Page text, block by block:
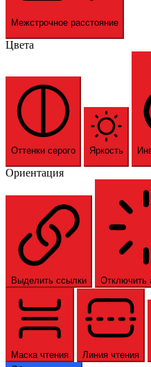
Межстрочное расстояние
Цвета
Оттенки серого Яркость
Ориентация
Выделить ссылки Отключить
Маска чтения Линия чтения